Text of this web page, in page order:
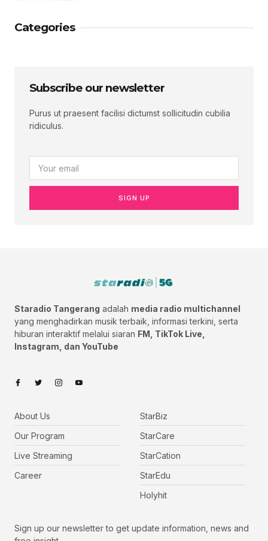
Categories
Subscribe our newsletter
Purus ut praesent facilisi dictumst sollicitudin cubilia
ridiculus.
SIGN UP
Staradio Tangerang adalah media radio multichannel
yang menghadirkan musik terbaik, informasi terkini, serta
hiburan interaktif melalui siaran FM, TikTok Live,
Instagram, dan YouTube
About Us
Our Program
Live Streaming
Career
StarBiz
StarCare
StarCation
StarEdu
Holyhit
Sign up our newsletter to get update information, news and